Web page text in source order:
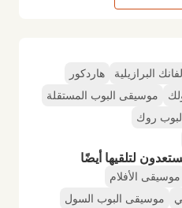
البرازيلية
هاردكور
موسيقى البوب المستقلة
روك
لتلقيها أيضًا
موسيقى الأفلام
موسيقى البوب السول